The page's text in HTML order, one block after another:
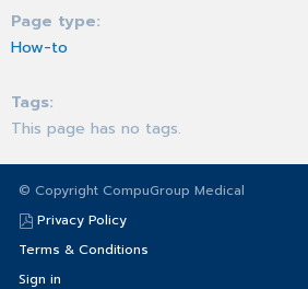
Page type
How-to
Tags
This page has no tags.
© Copyright CompuGroup Medical
Privacy Policy
Terms & Conditions
Sign in